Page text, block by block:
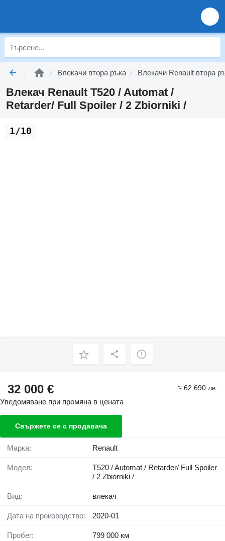
Влекачи втора ръка Влекачи Renault втора
Влекач Renault T520 / Automat /
Retarder/ Full Spoiler / 2 Zbiorniki /
1/10
32 000 € ≈ 62 690 лв.
Уведомяване при промяна в цената
Свържете се с продавача
Марка: Renault
Модел:
T520 / Automat / Retarder/ Full Spoiler
/ 2 Zbiorniki /
Вид: влекач
Дата на производство: 2020-01
Пробег: 799 000 км